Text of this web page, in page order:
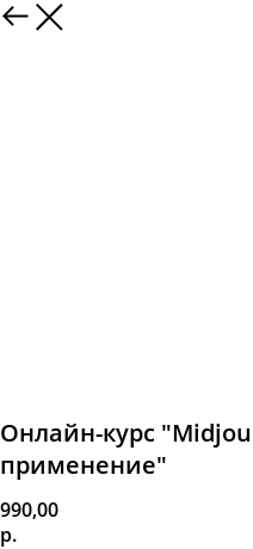
Онлайн-курс
применение"
990,00
р.